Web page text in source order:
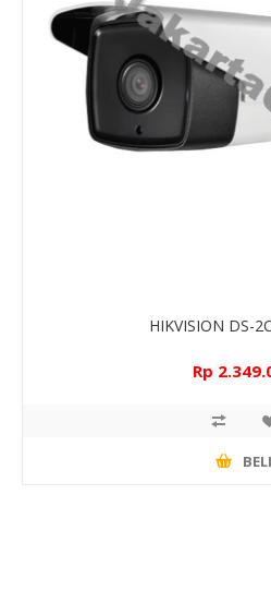
HIKVISION DS-
Rp
BELI